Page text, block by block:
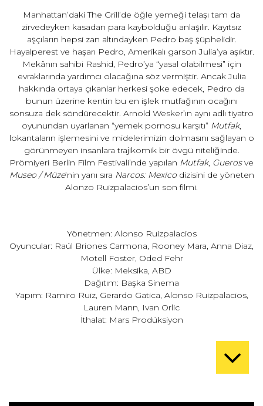
Manhattan’daki The Grill’de öğle yemeği telaşı tam da
zirvedeyken kasadan para kaybolduğu anlaşılır. Kayıtsız
aşçıların hepsi zan altındayken Pedro baş şüphelidir.
Hayalperest ve haşarı Pedro, Amerikalı garson Julia’ya aşıktır.
Mekânın sahibi Rashid, Pedro’ya “yasal olabilmesi” için
evraklarında yardımcı olacağına söz vermiştir. Ancak Julia
hakkında ortaya çıkanlar herkesi şoke edecek, Pedro da
bunun üzerine kentin bu en işlek mutfağının ocağını
sonsuza dek söndürecektir. Arnold Wesker’ın aynı adlı tiyatro
oyunundan uyarlanan “yemek pornosu karşıtı” Mutfak,
lokantaların işlemesini ve midelerimizin dolmasını sağlayan o
görünmeyen insanlara trajikomik bir övgü niteliğinde.
Prömiyeri Berlin Film Festivali’nde yapılan Mutfak, Guerosve
Museo / Müze’nin yanı sıra Narcos: Mexicodizisini de yöneten
Alonzo Ruizpalacios’un son filmi.
Yönetmen: Alonso Ruizpalacios
Oyuncular: Raúl Briones Carmona, Rooney Mara, Anna Diaz,
Motell Foster, Oded Fehr
Ülke: Meksika, ABD
Dağıtım: Başka Sinema
Yapım: Ramiro Ruiz, Gerardo Gatica, Alonso Ruizpalacios,
Lauren Mann, Ivan Orlic
İthalat: Mars Prodüksiyon